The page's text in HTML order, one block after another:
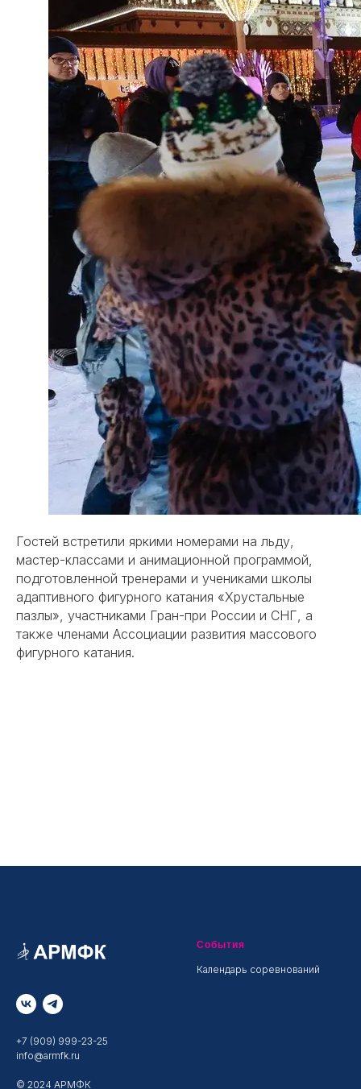
Гостей встретили яркими номерами на льду,
мастер-классами и анимационной программой,
подготовленной тренерами и учениками школы
адаптивного фигурного катания «Хрустальные
пазлы», участниками Гран-при России и СНГ, а
также членами Ассоциации развития массового
фигурного катания.
+7 (909) 999-23-25
info@armfk.ru
© 2024 АРМФК
События
Календарь соревнований